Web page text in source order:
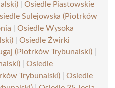
Osiedle Piastowskie
Sulejowska (Piotrków
Osiedle Wysoka
Osiedle Żwirki
(Piotrków Trybunalski)
Osiedle
Trybunalski)
Osiedle